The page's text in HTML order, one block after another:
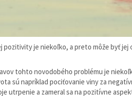
pozitivity je niekoľko, a preto môže byť jej
tohto novodobého problému je
sú napríklad pociťovanie viny za
utrpenie a zameral sa na pozitívne